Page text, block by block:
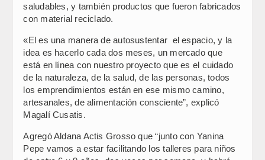
saludables, y también productos que fueron fabricados
con material reciclado.
«El es una manera de autosustentar el espacio, y la
idea es hacerlo cada dos meses, un mercado que
está en línea con nuestro proyecto que es el cuidado
de la naturaleza, de la salud, de las personas, todos
los emprendimientos están en ese mismo camino,
artesanales, de alimentación consciente”, explicó
Magalí Cusatis.
Agregó Aldana Actis Grosso que “junto con Yanina
Pepe vamos a estar facilitando los talleres para niños